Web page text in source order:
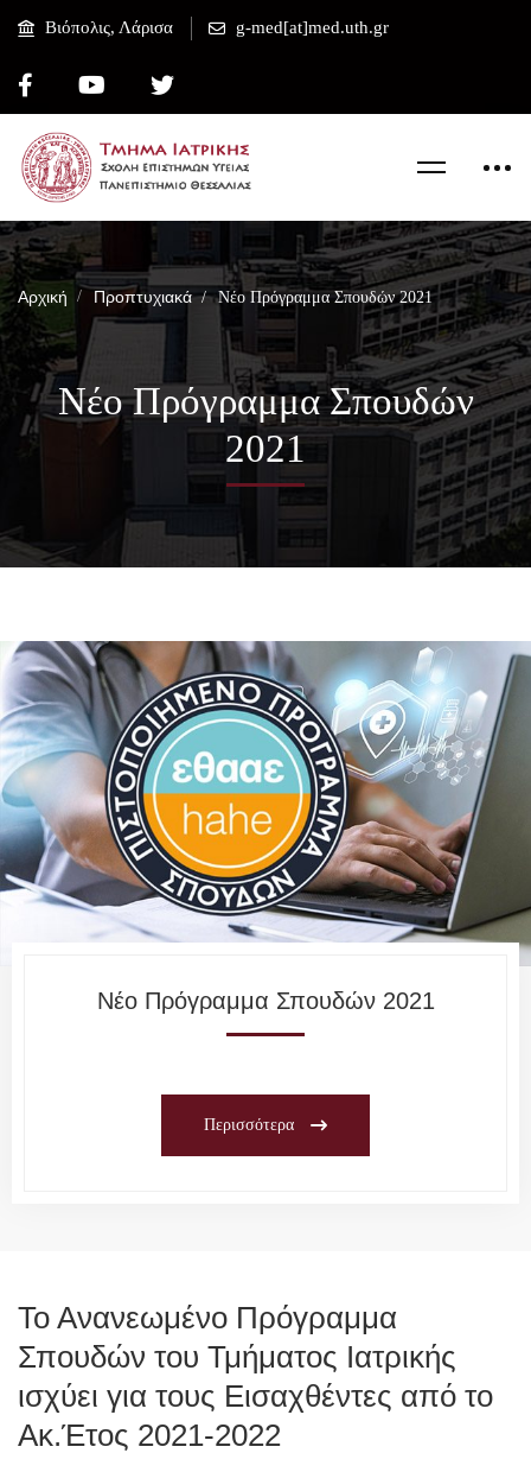
Βιόπολις, Λάρισα g-med[at]med.uth.gr
Αρχική Προπτυχιακά Νέο Πρόγραμμα Σπουδών 2021
Νέο Πρόγραμμα Σπουδών
2021
Νέο Πρόγραμμα Σπουδών 2021
Περισσότερα
Το Ανανεωμένο Πρόγραμμα
Σπουδών του Τμήματος Ιατρικής
ισχύει για τους Εισαχθέντες από το
Ακ.Έτος 2021-2022